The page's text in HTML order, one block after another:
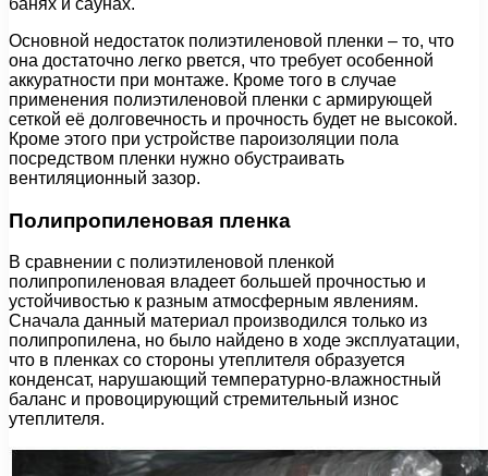
Основной недостаток полиэтиленовой пленки – то, что
она достаточно легко рвется, что требует особенной
аккуратности при монтаже. Кроме того в случае
применения полиэтиленовой пленки с армирующей
сеткой её долговечность и прочность будет не высокой.
Кроме этого при устройстве пароизоляции пола
посредством пленки нужно обустраивать
вентиляционный зазор.
Полипропиленовая пленка
В сравнении с полиэтиленовой пленкой
полипропиленовая владеет большей прочностью и
устойчивостью к разным атмосферным явлениям.
Сначала данный материал производился только из
полипропилена, но было найдено в ходе эксплуатации,
что в пленках со стороны утеплителя образуется
конденсат, нарушающий температурно-влажностный
баланс и провоцирующий стремительный износ
утеплителя.